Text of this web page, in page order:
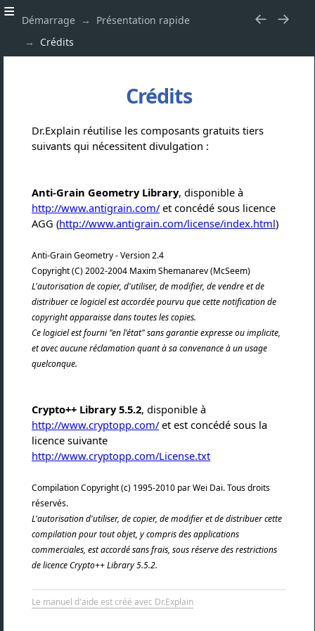
Démarrage
Présentation rapide
Crédits
Crédits
Dr.Explain réutilise les composants gratuits tiers
suivants qui nécessitent divulgation :
Anti-Grain Geometry Library, disponible à
http://www.antigrain.com/et concédé sous licence
AGG (http://www.antigrain.com/license/index.html)
Anti-Grain Geometry - Version 2.4
Copyright (C) 2002-2004 Maxim Shemanarev (McSeem)
L'autorisation de copier, d'utiliser, de modifier, de vendre et de
distribuer ce logiciel est accordée pourvu que cette notification de
copyright apparaisse dans toutes les copies.
Ce logiciel est fourni "en l'état" sans garantie expresse ou implicite,
et avec aucune réclamation quant à sa convenance à un usage
quelconque.
Crypto++ Library 5.5.2, disponible à
http://www.cryptopp.com/et est concédé sous la
licence suivante
http://www.cryptopp.com/License.txt
Compilation Copyright (c) 1995-2010 par Wei Dai. Tous droits
réservés.
L'autorisation d'utiliser, de copier, de modifier et de distribuer cette
compilation pour tout objet, y compris des applications
commerciales, est accordé sans frais, sous réserve des restrictions
de licence Crypto++ Library 5.5.2.
Le manuel d'aide est créé avec Dr.Explain